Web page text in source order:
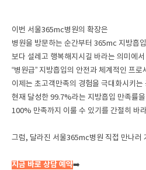
이번 서울365mc병원의 확장은
병원을 방문하는 순간부터 365mc 지방흡
보다 설레고 행복해지시길 바라는 의미에
“병원급” 지방흡입의 안전과 체계적인 프로
이제는 초고객만족의 경험을 극대화시키는
현재 달성한 99.7%라는 지방흡입 만족률을
100% 만족까지 이룰 수 있기를 간절히 바
그럼, 달라진 서울365mc병원 직접 만나러
지금 바로 상담 예약➡️